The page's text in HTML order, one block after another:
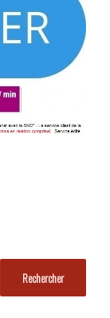
Rechercher